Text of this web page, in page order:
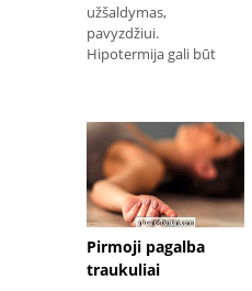
užšaldymas,
pavyzdžiui.
Hipotermija gali būt
Pirmoji pagalba
traukuliai